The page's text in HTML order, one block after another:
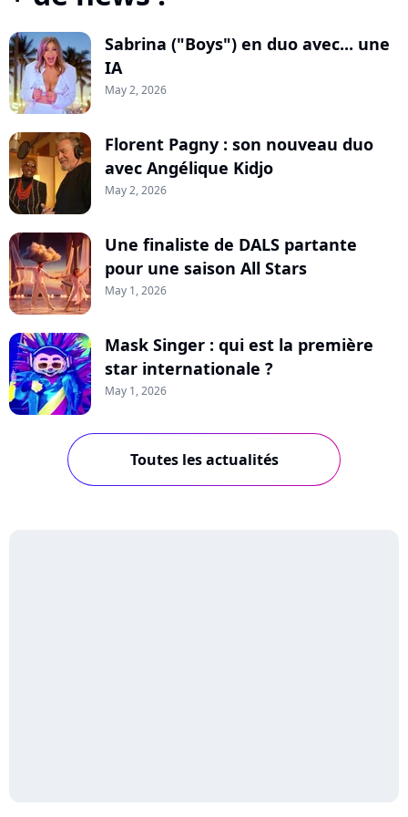
Sabrina ("Boys") en duo avec... une
IA
May 2, 2026
Florent Pagny : son nouveau duo
avec Angélique Kidjo
May 2, 2026
Une finaliste de DALS partante
pour une saison All Stars
May 1, 2026
Mask Singer : qui est la première
star internationale ?
May 1, 2026
Toutes les actualités